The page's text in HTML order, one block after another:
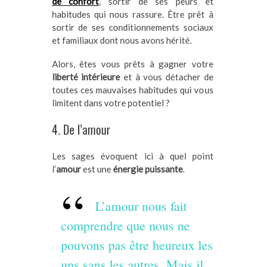
habitudes qui nous rassure. Être prêt à
sortir de ses conditionnements sociaux
et familiaux dont nous avons hérité.
Alors, êtes vous prêts à gagner votre
liberté intérieure et à vous détacher de
toutes ces mauvaises habitudes qui vous
limitent dans votre potentiel ?
4. De l’amour
Les sages évoquent ici à quel point
l’amourest uneénergie puissante.
L’amour nous fait
comprendre que nous ne
pouvons pas être heureux les